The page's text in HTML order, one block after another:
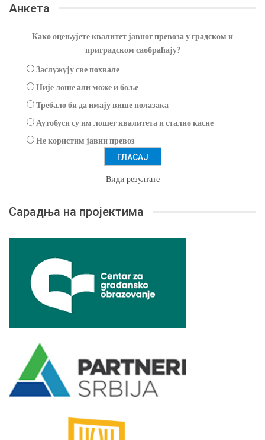
Анкета
Како оцењујете квалитет јавног превоза у градском и
приградском саобраћају?
Заслужују све похвале
Није лоше али може и боље
Требало би да имају више полазака
Аутобуси су им лошег квалитета и стално касне
Не користим јавни превоз
Види резултате
Сарадња на пројектима